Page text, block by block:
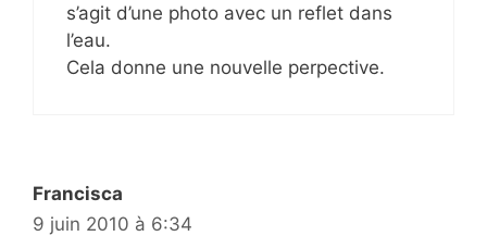
s’agit d’une photo avec un reflet dans
l’eau.
Cela donne une nouvelle perpective.
Francisca
9 juin 2010 à 6:34